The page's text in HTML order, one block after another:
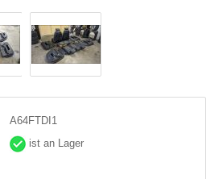
A64FTDI1
ist an Lager